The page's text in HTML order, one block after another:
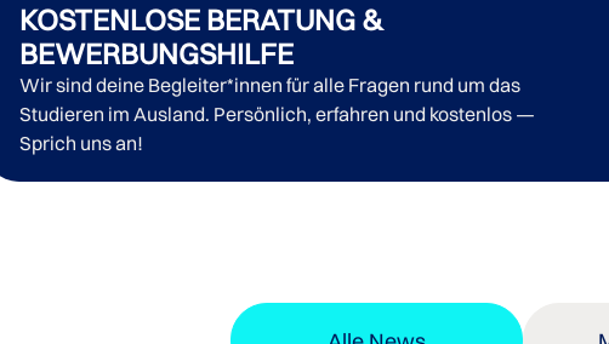
KOSTENLOSE BERATUNG &
BEWERBUNGSHILFE
Wir sind deine Begleiter*innen für alle Fragen rund um das
Studieren im Ausland. Persönlich, erfahren und kostenlos —
Sprich uns an!